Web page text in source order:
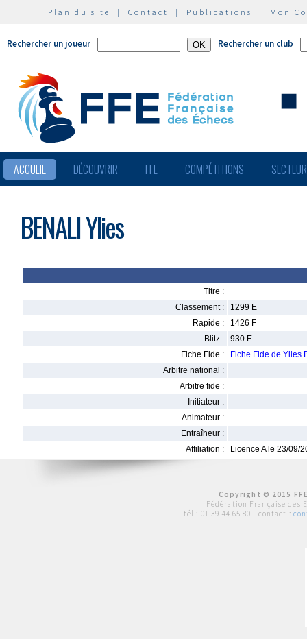
Plan du site | Contact | Publications | Mon
Rechercher un joueur Rechercher un club
ACCUEIL DÉCOUVRIR FFE COMPÉTITIONS
BENALI Ylies
Titre :
Classement :
1299 E
Rapide :
1426 F
Blitz :
930 E
Fiche Fide :
Fiche Fide de Ylies
Arbitre national :
Arbitre fide :
Initiateur :
Animateur :
Entraîneur :
Affiliation :
Licence A le 23/09/
Copyright © 2015
Fédération Française des
tél : 01 39 44 65 80 | contact :